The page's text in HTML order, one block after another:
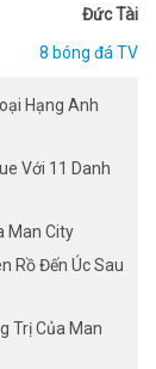
Đức Tài
8 bóng đá TV
Hạng Anh
Với 11 Danh
Man City
Rồ Đến Úc Sau
Trị Của Man